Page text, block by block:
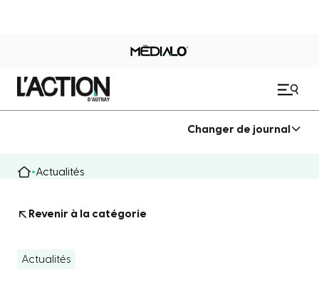
Changer de journal
Actualités
Revenir à la catégorie
Actualités